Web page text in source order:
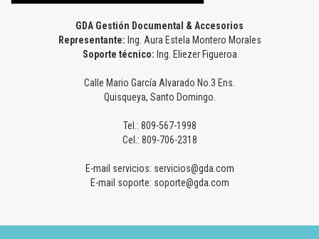
GDA Gestión Documental & Accesorios
Representante: Ing. Aura Estela Montero Morales
Soporte técnico: Ing. Eliezer Figueroa
Calle Mario García Alvarado No.3 Ens.
Quisqueya, Santo Domingo.
Tel.: 809-567-1998
Cel.: 809-706-2318
E-mail servicios: servicios@gda.com
E-mail soporte: soporte@gda.com